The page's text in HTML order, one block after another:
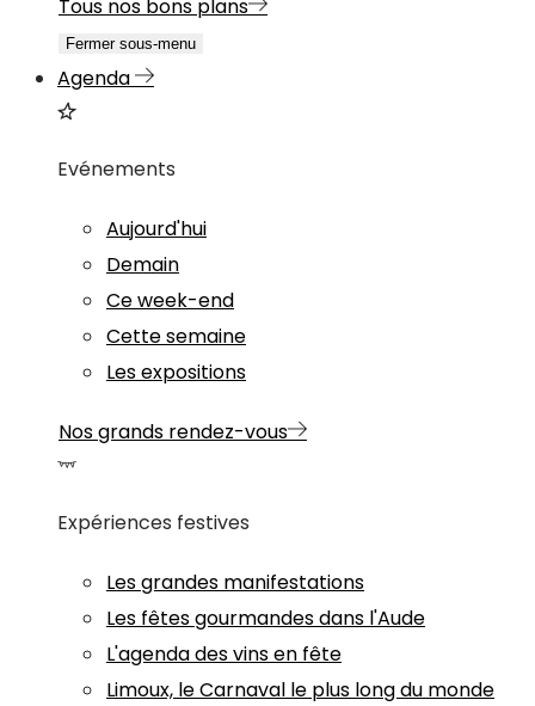
Tous nos bons plans
Fermer sous-menu
Agenda
Evénements
Aujourd'hui
Demain
Ce week-end
Cette semaine
Les expositions
Nos grands rendez-vous
Expériences festives
Les grandes manifestations
Les fêtes gourmandes dans l'Aude
L'agenda des vins en fête
Limoux, le Carnaval le plus long du monde